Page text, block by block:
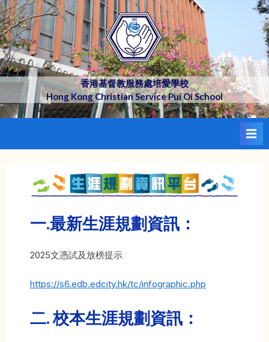
Skip
to
content
香港基督教服務處培愛學校
Hong Kong Christian Service Pui Oi School
一.最新生涯規劃資訊：
2025文憑試及放榜提示
https://s6.edb.edcity.hk/tc/infographic.php
二. 校本生涯規劃資訊：